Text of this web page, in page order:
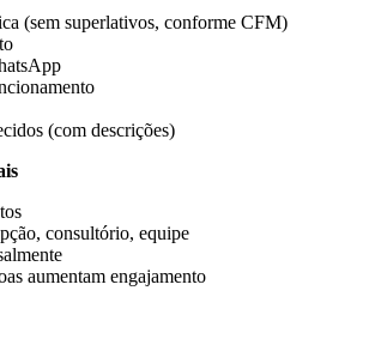
(sem superlativos, conforme CFM)
(com descrições)
consultório, equipe
aumentam engajamento